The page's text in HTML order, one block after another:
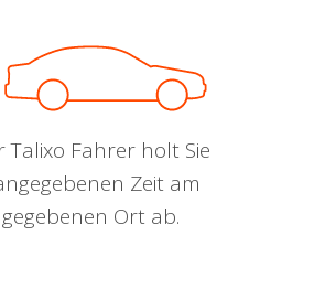
Talixo Fahrer holt Sie
Zeit am
Ort ab.